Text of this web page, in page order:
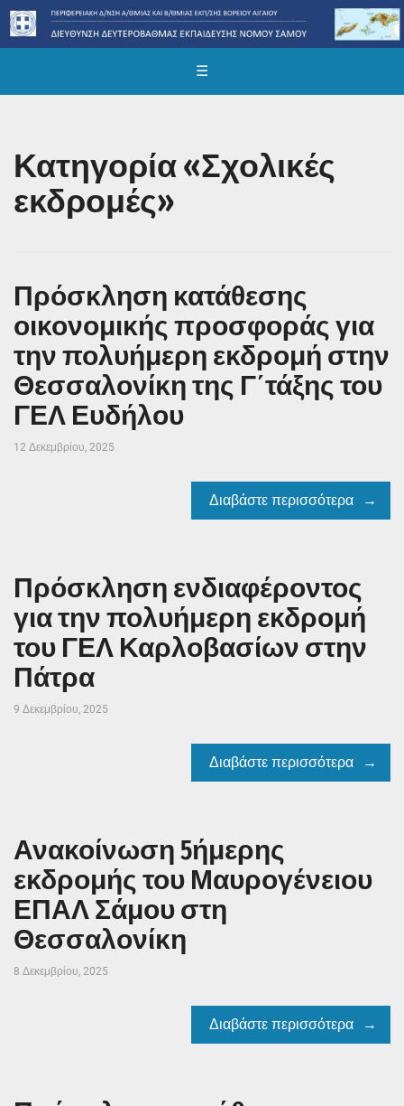
☰
Κατηγορία «Σχολικές
εκδρομές»
Πρόσκληση κατάθεσης
οικονομικής προσφοράς για
την πολυήμερη εκδρομή στην
Θεσσαλονίκη της Γ΄τάξης του
ΓΕΛ Ευδήλου
12 Δεκεμβρίου, 2025
Διαβάστε περισσότερα
Πρόσκληση ενδιαφέροντος
για την πολυήμερη εκδρομή
του ΓΕΛ Καρλοβασίων στην
Πάτρα
9 Δεκεμβρίου, 2025
Διαβάστε περισσότερα
Ανακοίνωση 5ήμερης
εκδρομής του Μαυρογένειου
ΕΠΑΛ Σάμου στη
Θεσσαλονίκη
8 Δεκεμβρίου, 2025
Διαβάστε περισσότερα